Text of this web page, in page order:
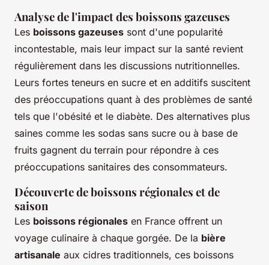
Analyse de l'impact des boissons gazeuses
Les boissons gazeuses sont d'une popularité
incontestable, mais leur impact sur la santé revient
régulièrement dans les discussions nutritionnelles.
Leurs fortes teneurs en sucre et en additifs suscitent
des préoccupations quant à des problèmes de santé
tels que l'obésité et le diabète. Des alternatives plus
saines comme les sodas sans sucre ou à base de
fruits gagnent du terrain pour répondre à ces
préoccupations sanitaires des consommateurs.
Découverte de boissons régionales et de
saison
Les boissons régionales en France offrent un
voyage culinaire à chaque gorgée. De la bière
artisanale aux cidres traditionnels, ces boissons